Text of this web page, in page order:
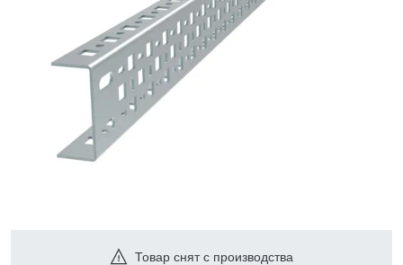
Товар снят с производства